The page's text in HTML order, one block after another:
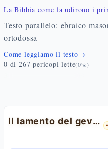
La Bibbia come la udirono i
Testo parallelo: ebraico
ortodossa
Come leggiamo il testo→
0 di 267 pericopi lette(0%)
Il lamento del gever — Lam 3,1-21